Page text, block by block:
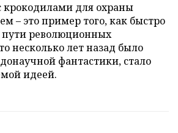
крокодилами для охраны
– это пример того, как быстро
революционных
несколько лет назад было
фантастики, стало
идеей.